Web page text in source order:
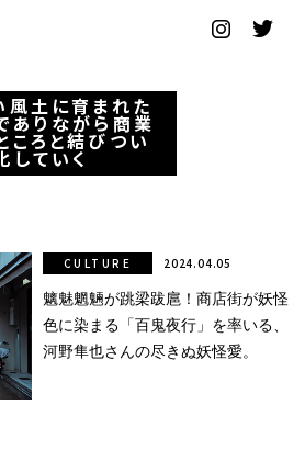
風土に育まれた
ありながら商業
ころと結びつい
していく
魑魅魍魎が跳梁跋扈！商店街が妖怪
色に染まる「百鬼夜行」を率いる、
河野隼也さんの尽きぬ妖怪愛。
CULTURE 2024.04.05